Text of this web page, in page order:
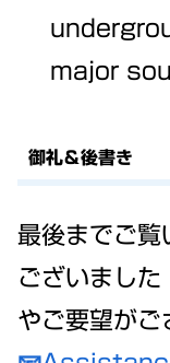
major
御礼＆後書き
最後までご覧
ございまし
やご要望がご